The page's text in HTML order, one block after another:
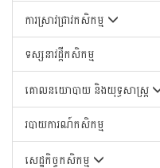
ការស្រាវជ្រាវកសិកម្ម
ទស្សនាវដ្តីកសិកម្ម
គោលនយោបាយ និងយុទ្ធសាស្រ្ត
របាយការណ៍កសិកម្ម
សេដ្ឋកិច្ចកសិកម្ម